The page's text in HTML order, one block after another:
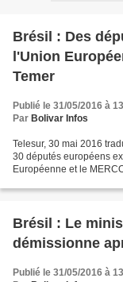
Brésil : Des
l'Union
Temer
Publié le 31/05/2016 à
Par Bolivar Infos
Telesur, 30 mai 2016
30 députés européens
Européenne et le
Brésil : Le
démissionne
Publié le 31/05/2016 à